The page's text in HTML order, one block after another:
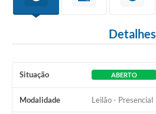
Detalhes
Situação ABERTO
Modalidade Leilão - Presencial